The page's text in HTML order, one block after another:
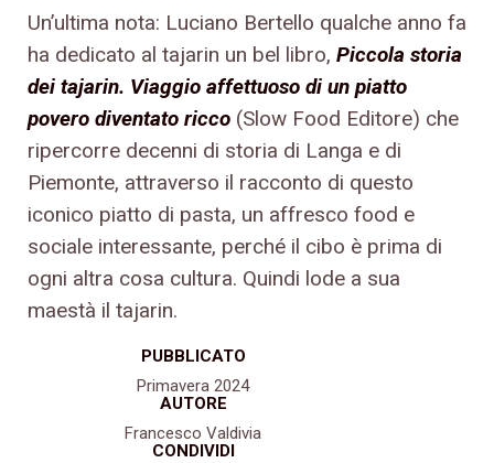
PUBBLICATO
Primavera 2024
AUTORE
Francesco Valdivia
CONDIVIDI
Un’ultima nota: Luciano Bertello qualche anno fa
ha dedicato al tajarin un bel libro, Piccola storia
dei tajarin. Viaggio affettuoso di un piatto
povero diventato ricco (Slow Food Editore) che
ripercorre decenni di storia di Langa e di
Piemonte, attraverso il racconto di questo
iconico piatto di pasta, un affresco food e
sociale interessante, perché il cibo è prima di
ogni altra cosa cultura. Quindi lode a sua
maestà il tajarin.